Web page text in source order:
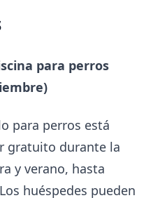
para perros
para perros está
gratuito durante la
y verano, hasta
huéspedes pueden